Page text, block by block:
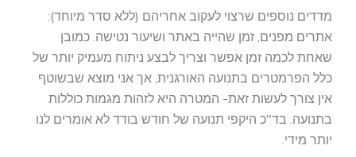
מדדים נוספים שרצוי לעקוב אחריהם (ללא סדר מיוחד):
אתרים מפנים, זמן שהייה באתר ושיעור נטישה. כמובן
שאחת לכמה זמן אפשר וצריך לבצע ניתוח מעמיק יותר של
כלל הפרמטרים בתנועה האורגנית, אך אני מוצא שבשוטף
אין צורך לעשות זאת- המטרה היא לזהות מגמות כוללות
בתנועה. בד"כ היקפי תנועה של חודש בודד לא אומרים לנו
יותר מידי.